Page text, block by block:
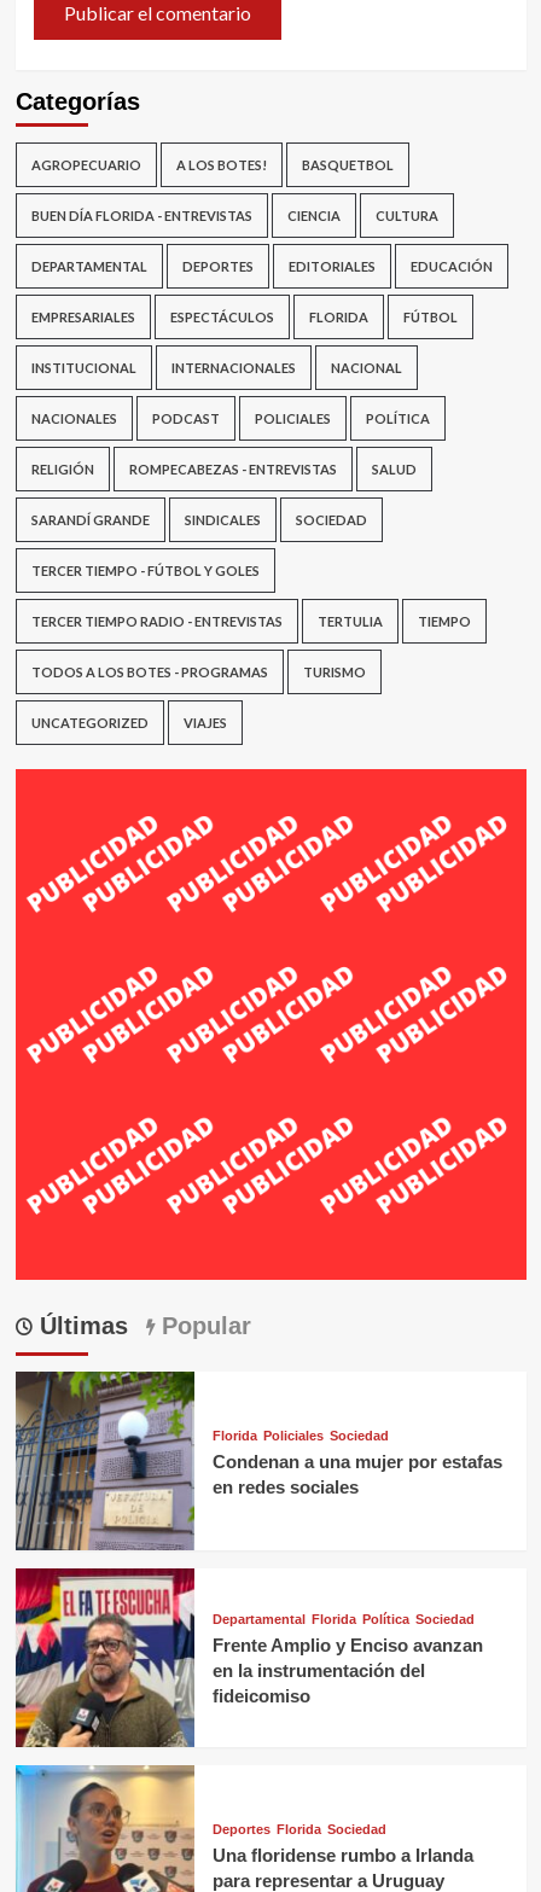
Categorías
AGROPECUARIO A LOS BOTES! BASQUETBOL
BUEN DÍA FLORIDA - ENTREVISTAS CIENCIA CULTURA
DEPARTAMENTAL DEPORTES EDITORIALES EDUCACIÓN
EMPRESARIALES ESPECTÁCULOS FLORIDA FÚTBOL
INSTITUCIONAL INTERNACIONALES NACIONAL
NACIONALES PODCAST POLICIALES POLÍTICA
RELIGIÓN ROMPECABEZAS - ENTREVISTAS SALUD
SARANDÍ GRANDE SINDICALES SOCIEDAD
TERCER TIEMPO - FÚTBOL Y GOLES
TERCER TIEMPO RADIO - ENTREVISTAS TERTULIA TIEMPO
TODOS A LOS BOTES - PROGRAMAS TURISMO
UNCATEGORIZED VIAJES
Últimas Popular
Florida Policiales Sociedad
Condenan a una mujer por estafas
en redes sociales
Departamental Florida Política Sociedad
Frente Amplio y Enciso avanzan
en la instrumentación del
fideicomiso
Deportes Florida Sociedad
Una floridense rumbo a Irlanda
para representar a Uruguay